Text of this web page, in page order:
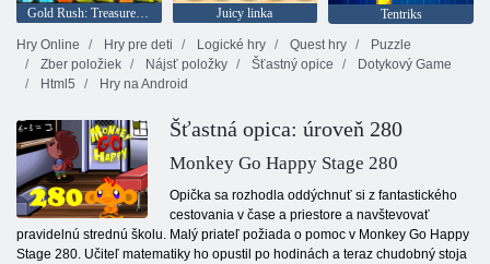
Gold Rush: Treasure Hunter Juicy linka
Tentriks
Hry Online
Hry pre deti Logické hry Quest hry
Puzzle
Zber položiek
Nájsť položky Šťastný opice
Dotykový Game
Html5
Hry na Android
Šťastná opica: úroveň 280
Monkey Go Happy Stage 280
Opička sa rozhodla oddýchnuť si z fantastického
cestovania v čase a priestore a navštevovať
pravidelnú strednú školu. Malý priateľ požiada o pomoc v Monkey Go Happy
Stage 280. Učiteľ matematiky ho opustil po hodinách a teraz chudobný stoja